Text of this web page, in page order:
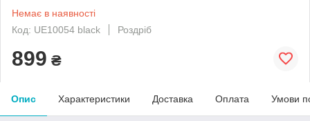
Немає в наявності
Код: UE10054 black
Роздріб
899 ₴
Опис Характеристики Доставка Оплата Умови